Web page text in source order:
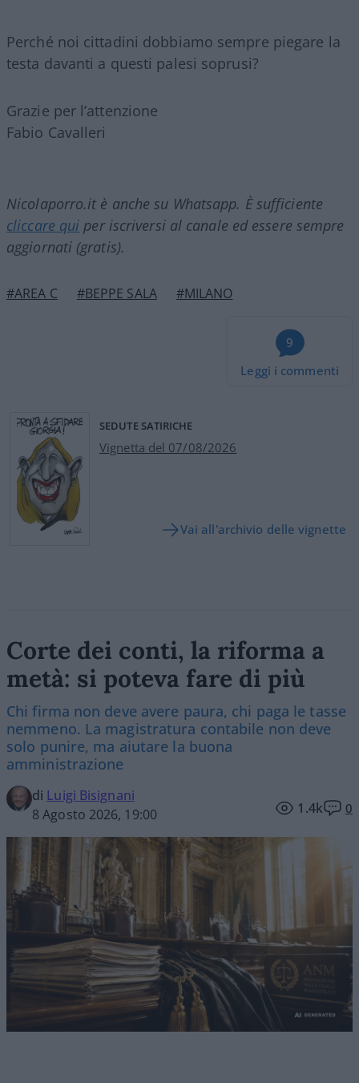
Perché noi cittadini dobbiamo sempre piegare la
testa davanti a questi palesi soprusi?
Grazie per l’attenzione
Fabio Cavalleri
Nicolaporro.it è anche su Whatsapp. È sufficiente
cliccare qui per iscriversi al canale ed essere sempre
aggiornati (gratis).
#AREA C #BEPPE SALA #MILANO
9
Leggi i commenti
SEDUTE SATIRICHE
Vignetta del 07/08/2026
Vai all'archivio delle vignette
Corte dei conti, la riforma a
metà: si poteva fare di più
Chi firma non deve avere paura, chi paga le tasse
nemmeno. La magistratura contabile non deve
solo punire, ma aiutare la buona
amministrazione
di Luigi Bisignani
8 Agosto 2026, 19:00
1.4k 0